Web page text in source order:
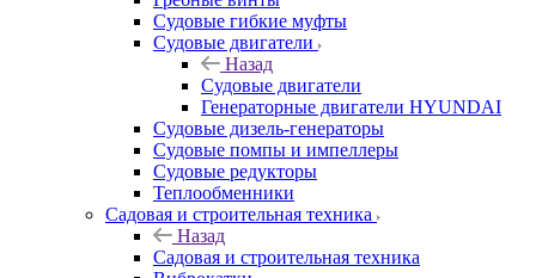
Судовые гибкие муфты
Судовые двигатели
Назад
Судовые двигатели
Генераторные двигатели HYUNDAI
Судовые дизель-генераторы
Судовые помпы и импеллеры
Судовые редукторы
Теплообменники
Садовая и строительная техника
Назад
Садовая и строительная техника